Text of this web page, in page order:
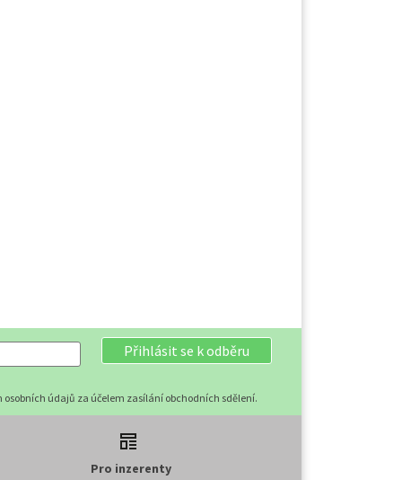
Přihlásit se k odběru
údajů za účelem zasílání obchodních sdělení.
Pro inzerenty